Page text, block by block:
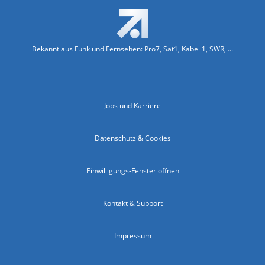
Bekannt aus Funk und Fernsehen: Pro7, Sat1, Kabel 1, SWR, ...
Jobs und Karriere
Datenschutz & Cookies
Einwilligungs-Fenster öffnen
Kontakt & Support
Impressum